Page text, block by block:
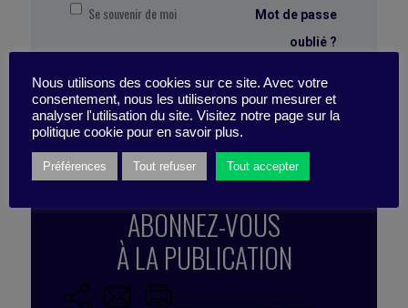
Se souvenir de moi
Mot de passe
oublié ?
Connexion
ABONNEZ-VOUS
À LA PUBLICATION
Marqué avec : engagement,relations humaines
compétences,culture,vie pro, feedback, idées
reçues,management,équilibre,
collaborateur,performance ,management
d’équipe,reconnaissance, leadership,valorisation
vie professionnelle
Nous utilisons des cookies sur ce site. Avec votre
consentement, nous les utiliserons pour mesurer et
analyser l'utilisation du site. Visitez notre page sur la
politique cookie pour en savoir plus.
Préférences Tout refuser Tout accepter